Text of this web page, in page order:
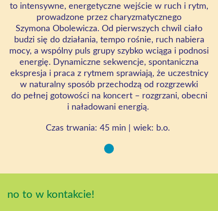
to intensywne, energetyczne wejście w ruch i rytm,
prowadzone przez charyzmatycznego
Szymona Obolewicza. Od pierwszych chwil ciało
budzi się do działania, tempo rośnie, ruch nabiera
mocy, a wspólny puls grupy szybko wciąga i podnosi
energię. Dynamiczne sekwencje, spontaniczna
ekspresja i praca z rytmem sprawiają, że uczestnicy
w naturalny sposób przechodzą od rozgrzewki
do pełnej gotowości na koncert – rozgrzani, obecni
i naładowani energią.
Czas trwania: 45 min wiek: b.o.
no to w kontakcie!